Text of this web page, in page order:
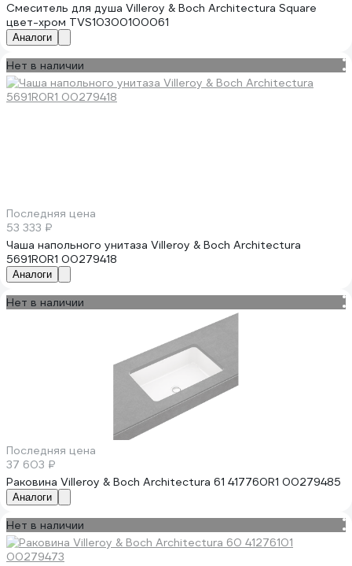
Смеситель для душа Villeroy & Boch Architectura Square
цвет-хром TVS10300100061
Аналоги
Нет в наличии
Последняя цена
53 333 ₽
Чаша напольного унитаза Villeroy & Boch Architectura
5691R0R1 00279418
Аналоги
Нет в наличии
Последняя цена
37 603 ₽
Раковина Villeroy & Boch Architectura 61 417760R1 00279485
Аналоги
Нет в наличии